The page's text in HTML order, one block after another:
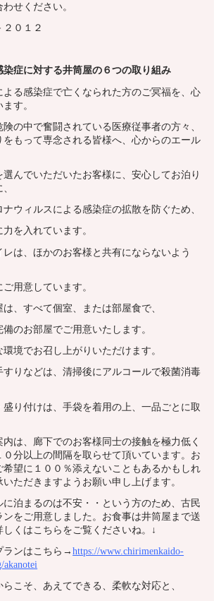
せください。
２０１２
染症に対する井筒屋の６つの取り組み
よる感染症で亡くなられた方のご冥福を、心
す。
の中で奮闘されている医療従事者の方々、
をもって専念される皆様へ、心からのエール
選んでいただいたお客様に、安心してお泊り
ウィルスによる感染症の拡散を防ぐため、
を入れています。
レは、ほかのお客様と共有にならないよう
用意しています。
、すべて個室、または部屋食で、
お部屋でご用意いたします。
でお召し上がりいただけます。
すりなどは、清掃後にアルコールで殺菌消毒
盛り付けは、手袋を着用の上、一品ごとに取
内は、廊下でのお客様同士の接触を極力低く
０分以上の間隔を取らせて頂いています。お
希望に１００％添えないこともあるかもしれ
いただきますようお願い申し上げます。
に泊まるのは不安・・という方のため、古民
ンをご用意しました。お食事は井筒屋まで送
くはこちらをご覧くださいね。↓
ランはこちら→https://www.chirimenkaido-
akanotei
らこそ、あえてできる、柔軟な対応と、